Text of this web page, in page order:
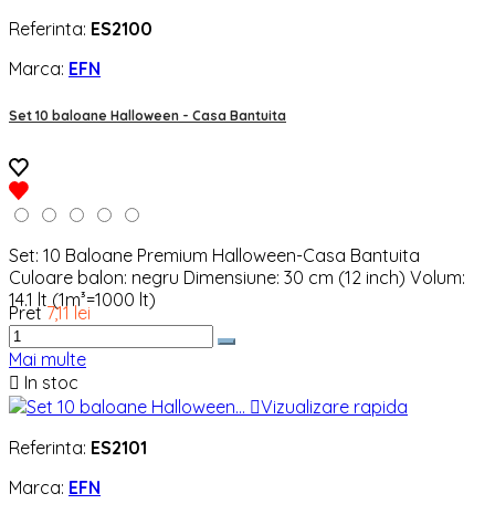
Referinta: ES2100
Marca: EFN
Set 10 baloane Halloween - Casa Bantuita
Set: 10 Baloane Premium Halloween-Casa Bantuita
Culoare balon: negru Dimensiune: 30 cm (12 inch) Volum:
14.1 lt (1m³=1000 lt)
Pret 7,11 lei
Mai multe
 In stoc
Vizualizare rapida
Referinta: ES2101
Marca: EFN